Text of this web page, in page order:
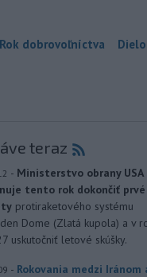
Rok dobrovoľníctva
teraz
- Ministerstvo obrany USA
tento rok dokončiť prvé
protiraketového systému
Dome (Zlatá kupola) a v
uskutočniť letové skúšky.
- Rokovania medzi Iránom